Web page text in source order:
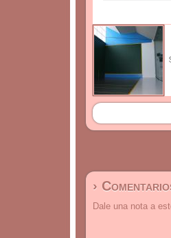
›
Dale una nota a